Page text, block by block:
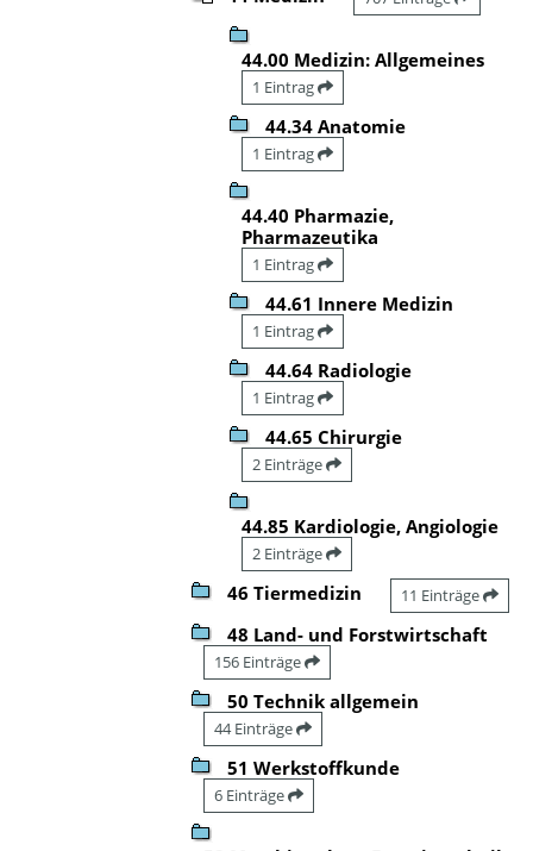
44.00 Medizin: Allgemeines
1 Eintrag
44.34 Anatomie
1 Eintrag
44.40 Pharmazie,
Pharmazeutika
1 Eintrag
44.61 Innere Medizin
1 Eintrag
44.64 Radiologie
1 Eintrag
44.65 Chirurgie
2 Einträge
44.85 Kardiologie, Angiologie
2 Einträge
46 Tiermedizin 11 Einträge
48 Land- und Forstwirtschaft
156 Einträge
50 Technik allgemein
44 Einträge
51 Werkstoffkunde
6 Einträge